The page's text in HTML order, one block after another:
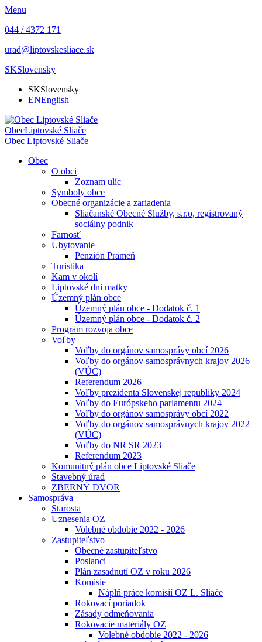
Menu
044 / 4372 171
urad@liptovskesliace.sk
SKSlovensky
SKSlovensky
ENEnglish
ObecLiptovské Sliače
Obec Liptovské Sliače
Obec
O obci
Zoznam ulíc
Symboly obce
Obecné organizácie a zariadenia
Sliačanské Obecné Služby, s.r.o, registrovaný
sociálny podnik
Farnosť
Ubytovanie
Penzión Prameň
Turistika
Kam v okolí
Liptovské dni matky
Územný plán obce
Územný plán obce - Dodatok č. 1
Územný plán obce - Dodatok č. 2
Program rozvoja obce
Voľby
Voľby do orgánov samosprávy obcí 2026
Voľby do orgánov samosprávnych krajov 2026
(VÚC)
Referendum 2026
Voľby prezidenta Slovenskej republiky 2024
Voľby do Európskeho parlamentu 2024
Voľby do orgánov samosprávy obcí 2022
Voľby do orgánov samosprávnych krajov 2022
(VÚC)
Voľby do NR SR 2023
Referendum 2023
Komunitný plán obce Liptovské Sliače
Stavebný úrad
ZBERNÝ DVOR
Samospráva
Starosta
Uznesenia OZ
Volebné obdobie 2022 - 2026
Zastupiteľstvo
Obecné zastupiteľstvo
Poslanci
Plán zasadnutí OZ v roku 2026
Komisie
Náplň práce komisií OZ L. Sliače
Rokovací poriadok
Zásady odmeňovania
Rokovacie materiály OZ
Volebné obdobie 2022 - 2026